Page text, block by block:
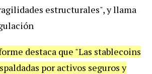
estructurales", y llama
destaca que "Las stablecoins
por activos seguros y